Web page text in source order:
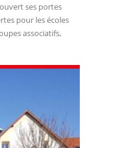
ses portes
pour les écoles
associatifs,